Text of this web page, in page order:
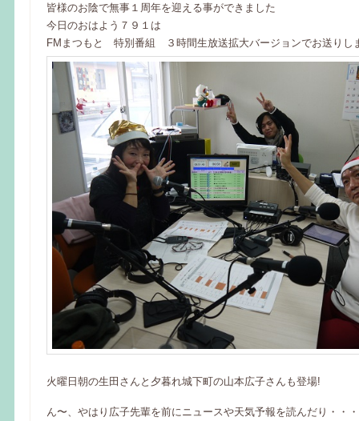
皆様のお陰で無事１周年を迎える事ができました
今日のおはよう７９１は
FMまつもと 特別番組 ３時間生放送拡大バージョンでお送りし
火曜日朝の生田さんと夕暮れ城下町の山本広子さんも登場!
ん〜、やはり広子先輩を前にニュースや天気予報を読んだり・・・